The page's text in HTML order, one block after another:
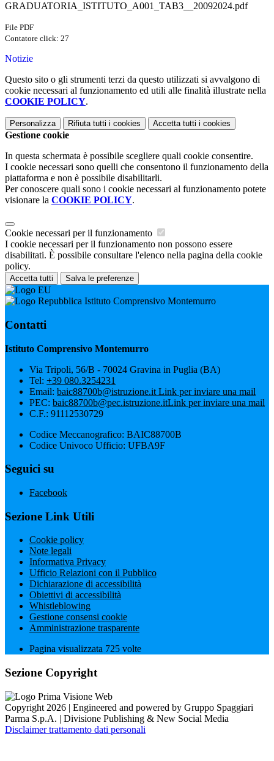
GRADUATORIA_ISTITUTO_A001_TAB3__20092024.pdf
File PDF
Contatore click: 27
Notizie
Questo sito o gli strumenti terzi da questo utilizzati si avvalgono di
cookie necessari al funzionamento ed utili alle finalità illustrate nella
COOKIE POLICY.
Personalizza Rifiuta tutti i cookies Accetta tutti i cookies
Gestione cookie
In questa schermata è possibile scegliere quali cookie consentire.
I cookie necessari sono quelli che consentono il funzionamento della
piattaforma e non è possibile disabilitarli.
Per conoscere quali sono i cookie necessari al funzionamento potete
visionare la COOKIE POLICY.
Cookie necessari per il funzionamento
I cookie necessari per il funzionamento non possono essere
disabilitati. È possibile consultare l'elenco nella pagina della cookie
policy.
Accetta tutti Salva le preferenze
Istituto Comprensivo Montemurro
Contatti
Istituto Comprensivo Montemurro
Via Tripoli, 56/B - 70024 Gravina in Puglia (BA)
Tel: +39 080.3254231
Email: baic88700b@istruzione.it Link per inviare una mail
PEC: baic88700b@pec.istruzione.itLink per inviare una mail
C.F.: 91112530729
Codice Meccanografico: BAIC88700B
Codice Univoco Ufficio: UFBA9F
Seguici su
Facebook
Sezione Link Utili
Cookie policy
Note legali
Informativa Privacy
Ufficio Relazioni con il Pubblico
Dichiarazione di accessibilità
Obiettivi di accessibilità
Whistleblowing
Gestione consensi cookie
Amministrazione trasparente
Pagina visualizzata 725 volte
Sezione Copyright
Copyright 2026 | Engineered and powered by Gruppo Spaggiari
Parma S.p.A. | Divisione Publishing & New Social Media
Disclaimer trattamento dati personali